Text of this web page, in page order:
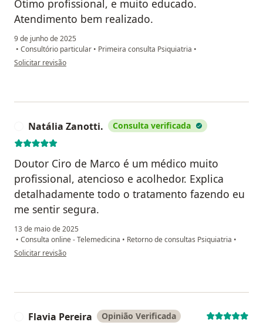
Ótimo profissional, e muito educado.
Atendimento bem realizado.
9 de junho de 2025
• Consultório particular • Primeira consulta Psiquiatria •
na opinião do utilizador L.N
Solicitar revisão
Natália Zanotti. Consulta verificada
Doutor Ciro de Marco é um médico muito
profissional, atencioso e acolhedor. Explica
detalhadamente todo o tratamento fazendo eu
me sentir segura.
13 de maio de 2025
• Consulta online - Telemedicina • Retorno de consultas Psiquiatria •
na opinião do utilizador Natália Zanotti.
Solicitar revisão
Flavia Pereira Opinião Verificada